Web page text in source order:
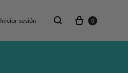
Iniciar sesión Buscar Carrito
0